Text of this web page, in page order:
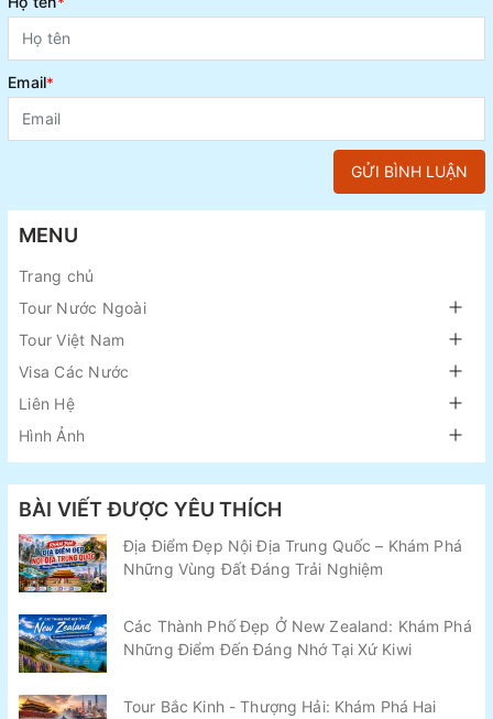
Email*
GỬI BÌNH LUẬN
MENU
Trang chủ
Tour Nước Ngoài
Tour Việt Nam
Visa Các Nước
Liên Hệ
Hình Ảnh
BÀI VIẾT ĐƯỢC YÊU THÍCH
Địa Điểm Đẹp Nội Địa Trung Quốc – Khám Phá
Những Vùng Đất Đáng Trải Nghiệm
Các Thành Phố Đẹp Ở New Zealand: Khám Phá
Những Điểm Đến Đáng Nhớ Tại Xứ Kiwi
Tour Bắc Kinh - Thượng Hải: Khám Phá Hai